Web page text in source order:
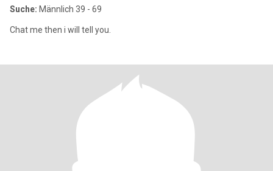
Suche: Männlich 39 - 69
Chat me then i will tell you.